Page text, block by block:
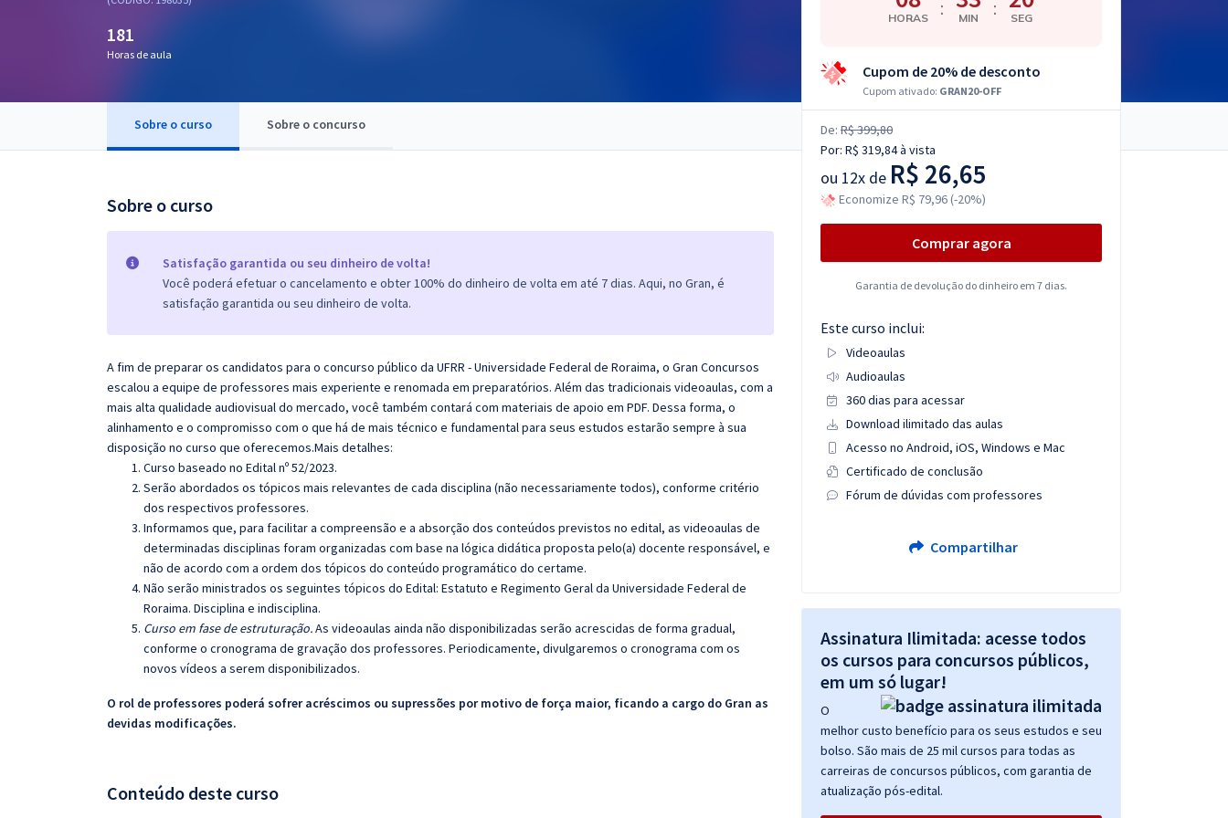
OAB
181
Horas de aula
Sobre o curso Sobre o concurso
Sobre o curso
Satisfação garantida ou seu dinheiro de volta!
Você poderá efetuar o cancelamento e obter 100% do dinheiro de volta em até 7 dias. Aqui, no Gran, é
satisfação garantida ou seu dinheiro de volta.
A fim de preparar os candidatos para o concurso público da UFRR - Universidade Federal de Roraima, o Gran Concursos
escalou a equipe de professores mais experiente e renomada em preparatórios. Além das tradicionais videoaulas, com a
mais alta qualidade audiovisual do mercado, você também contará com materiais de apoio em PDF. Dessa forma, o
alinhamento e o compromisso com o que há de mais técnico e fundamental para seus estudos estarão sempre à sua
disposição no curso que oferecemos.Mais detalhes:
Curso baseado no Edital nº 52/2023.
Serão abordados os tópicos mais relevantes de cada disciplina (não necessariamente todos), conforme critério
dos respectivos professores.
Informamos que, para facilitar a compreensão e a absorção dos conteúdos previstos no edital, as videoaulas de
determinadas disciplinas foram organizadas com base na lógica didática proposta pelo(a) docente responsável, e
não de acordo com a ordem dos tópicos do conteúdo programático do certame.
Não serão ministrados os seguintes tópicos do Edital: Estatuto e Regimento Geral da Universidade Federal de
Roraima. Disciplina e indisciplina.
Curso em fase de estruturação.As videoaulas ainda não disponibilizadas serão acrescidas de forma gradual,
conforme o cronograma de gravação dos professores. Periodicamente, divulgaremos o cronograma com os
novos vídeos a serem disponibilizados.
O rol de professores poderá sofrer acréscimos ou supressões por motivo de força maior, ficando a cargo do Gran as
devidas modificações.
Conteúdo deste curso
HORAS : MIN : SEG
Cupom de 20% de desconto
Cupom ativado: GRAN20-OFF
De: R$ 399,80
Por: R$ 319,84à vista
ou 12x de R$ 26,65
Economize R$ 79,96 (-20%)
Comprar agora
Garantia de devolução do dinheiro em 7 dias.
Este curso inclui:
Videoaulas
Audioaulas
360 dias para acessar
Download ilimitado das aulas
Acesso no Android, iOS, Windows e Mac
Certificado de conclusão
Fórum de dúvidas com professores
Compartilhar
Assinatura Ilimitada: acesse todos
os cursos para concursos públicos,
em um só lugar!
O
melhor custo benefício para os seus estudos e seu
bolso. São mais de 25 mil cursos para todas as
carreiras de concursos públicos, com garantia de
atualização pós-edital.